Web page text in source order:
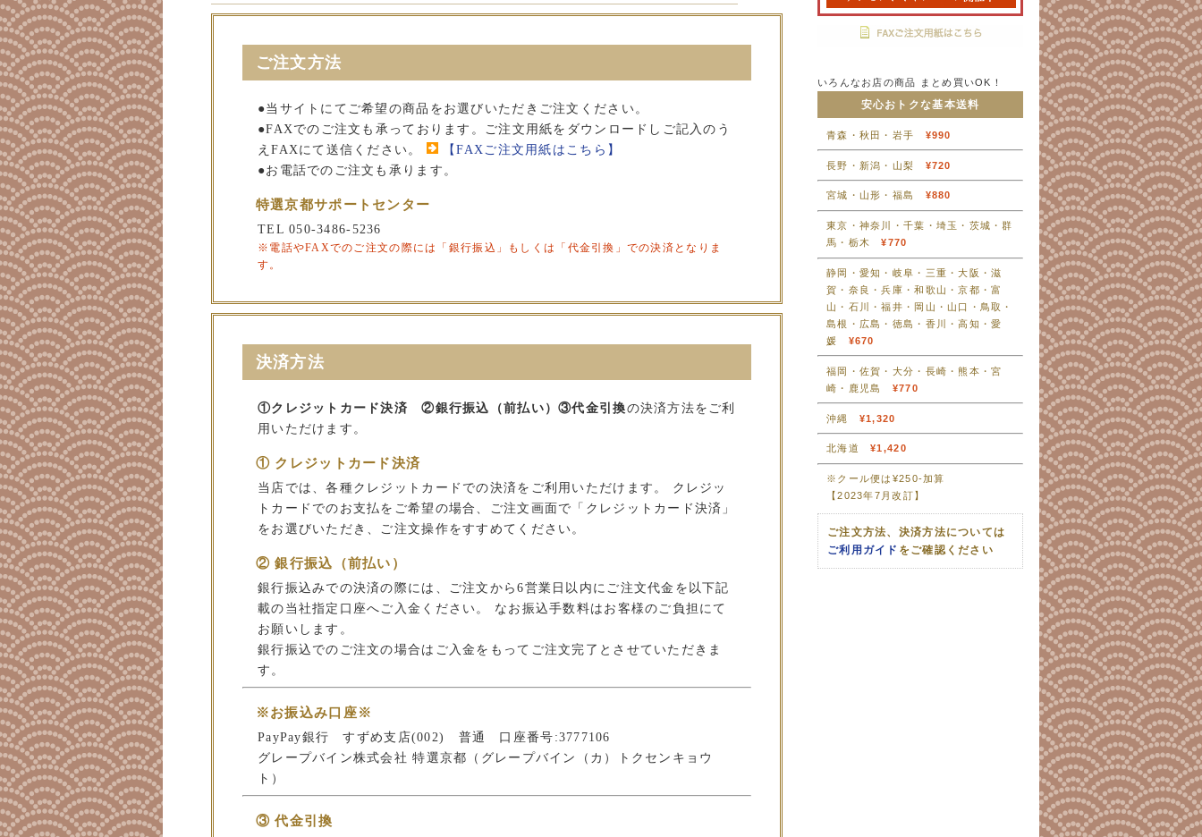
ご注文方法
●当サイトにてご希望の商品をお選びいただきご注文ください。
●FAXでのご注文も承っております。ご注文用紙をダウンロードしご記入のう
えFAXにて送信ください。
【FAXご注文用紙はこちら】
●お電話でのご注文も承ります。
特選京都サポートセンター
TEL 050-3486-5236
※電話やFAXでのご注文の際には「銀行振込」もしくは「代金引換」での決済となりま
す。
決済方法
①クレジットカード決済 ②銀行振込（前払い）③代金引換の決済方法をご利
用いただけます。
① クレジットカード決済
当店では、各種クレジットカードでの決済をご利用いただけます。 クレジッ
トカードでのお支払をご希望の場合、ご注文画面で「クレジットカード決済」
をお選びいただき、ご注文操作をすすめてください。
② 銀行振込（前払い）
銀行振込みでの決済の際には、ご注文から6営業日以内にご注文代金を以下記
載の当社指定口座へご入金ください。 なお振込手数料はお客様のご負担にて
お願いします。
銀行振込でのご注文の場合はご入金をもってご注文完了とさせていただきま
す。
※お振込み口座※
PayPay銀行 すずめ支店(002) 普通 口座番号:3777106
グレープバイン株式会社 特選京都（グレープバイン（カ）トクセンキョウ
ト）
③ 代金引換
いろんなお店の商品 まとめ買いOK！
安心おトクな基本送料
青森・秋田・岩手 ¥990
長野・新潟・山梨 ¥720
宮城・山形・福島 ¥880
東京・神奈川・千葉・埼玉・茨城・群
馬・栃木¥770
静岡・愛知・岐阜・三重・大阪・滋
賀・奈良・兵庫・和歌山・京都・富
山・石川・福井・岡山・山口・鳥取・
島根・広島・徳島・香川・高知・愛
媛 ¥670
福岡・佐賀・大分・長崎・熊本・宮
崎・鹿児島 ¥770
沖縄 ¥1,320
北海道¥1,420
※クール便は¥250-加算
【2023年7月改訂】
ご注文方法、決済方法については
ご利用ガイド をご確認ください